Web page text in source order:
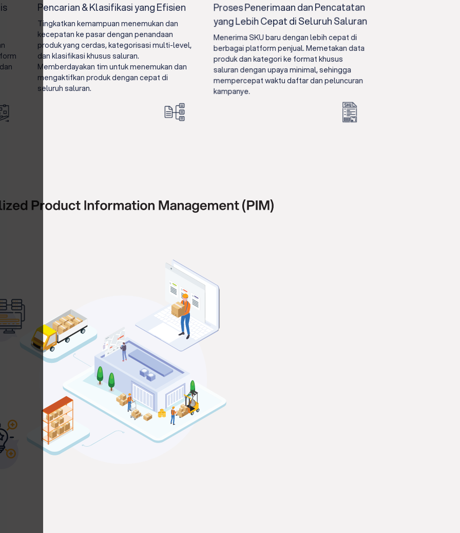
Pencarian & Klasifikasi yang Efisien
Tingkatkan kemampuan menemukan dan
kecepatan ke pasar dengan penandaan
produk yang cerdas, kategorisasi multi-level,
dan klasifikasi khusus saluran.
Memberdayakan tim untuk menemukan dan
mengaktifkan produk dengan cepat di
seluruh saluran.
Proses Penerimaan dan Pencatatan
yang Lebih Cepat di Seluruh Saluran
Menerima SKU baru dengan lebih cepat di
berbagai platform penjual. Memetakan data
produk dan kategori ke format khusus
saluran dengan upaya minimal, sehingga
mempercepat waktu daftar dan peluncuran
kampanye.